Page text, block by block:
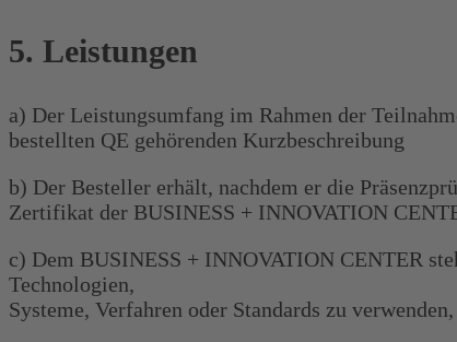
5. Leistungen
a) Der Leistungsumfang im Rahmen der
bestellten QE gehörenden Kurzbeschreibung
b) Der Besteller erhält, nachdem er die
Zertifikat der BUSINESS + INNOVATION
c) Dem BUSINESS + INNOVATION CENTER
Technologien,
Systeme, Verfahren oder Standards zu